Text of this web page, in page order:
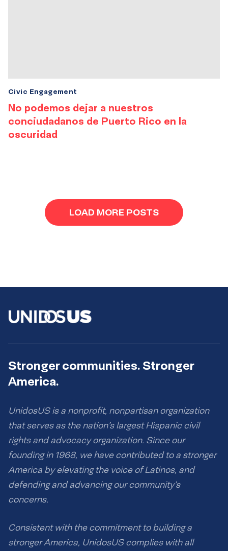
No podemos dejar a nuestros
conciudadanos de Puerto Rico en la
oscuridad
Civic Engagement
LOAD MORE POSTS
Stronger communities. Stronger
America.
UnidosUS is a nonprofit, nonpartisan organization
that serves as the nation’s largest Hispanic civil
rights and advocacy organization. Since our
founding in 1968, we have contributed to a stronger
America by elevating the voice of Latinos, and
defending and advancing our community’s
concerns.
Consistent with the commitment to building a
stronger America, UnidosUS complies with all